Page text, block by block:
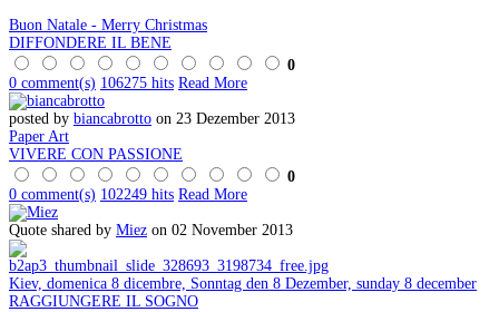
Buon Natale - Merry Christmas
DIFFONDERE IL BENE
0
0 comment(s) 106275 hits Read More
posted by biancabrotto on 23 Dezember 2013
Paper Art
VIVERE CON PASSIONE
0
0 comment(s) 102249 hits Read More
Quote shared by Miez on 02 November 2013
Kiev, domenica 8 dicembre, Sonntag den 8 Dezember, sunday 8 december
RAGGIUNGERE IL SOGNO